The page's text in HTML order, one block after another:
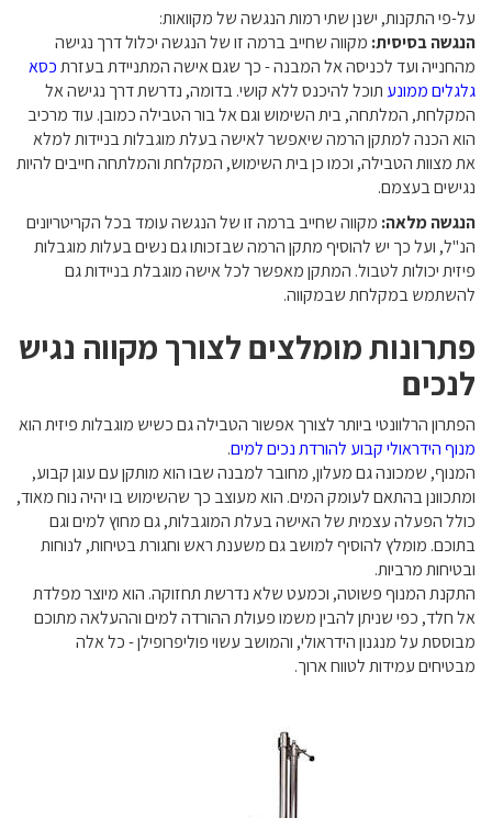
על-פי התקנות, ישנן שתי רמות הנגשה של מקוואות:
הנגשה בסיסית: מקווה שחייב ברמה זו של הנגשה יכלול דרך נגישה
מהחנייה ועד לכניסה אל המבנה - כך שגם אישה המתניידת בעזרתכסא
גלגלים ממונע תוכל להיכנס ללא קושי. בדומה, נדרשת דרך נגישה אל
המקלחת, המלתחה, בית השימוש וגם אל בור הטבילה כמובן. עוד מרכיב
הוא הכנה למתקן הרמה שיאפשר לאישה בעלת מוגבלות בניידות למלא
את מצוות הטבילה, וכמו כן בית השימוש, המקלחת והמלתחה חייבים להיות
נגישים בעצמם.
הנגשה מלאה: מקווה שחייב ברמה זו של הנגשה עומד בכל הקריטריונים
הנ"ל, ועל כך יש להוסיף מתקן הרמה שבזכותו גם נשים בעלות מוגבלות
פיזית יכולות לטבול. המתקן מאפשר לכל אישה מוגבלת בניידות גם
להשתמש במקלחת שבמקווה.
פתרונות מומלצים לצורך מקווה נגיש
לנכים
הפתרון הרלוונטי ביותר לצורך אפשור הטבילה גם כשיש מוגבלות פיזית הוא
מנוף הידראולי קבוע להורדת נכים למים.
המנוף, שמכונה גם מעלון, מחובר למבנה שבו הוא מותקן עם עוגן קבוע,
ומתכוונן בהתאם לעומק המים. הוא מעוצב כך שהשימוש בו יהיה נוח מאוד,
כולל הפעלה עצמית של האישה בעלת המוגבלות, גם מחוץ למים וגם
בתוכם. מומלץ להוסיף למושב גם משענת ראש וחגורת בטיחות, לנוחות
ובטיחות מרביות.
התקנת המנוף פשוטה, וכמעט שלא נדרשת תחזוקה. הוא מיוצר מפלדת
אל חלד, כפי שניתן להבין משמו פעולת ההורדה למים וההעלאה מתוכם
מבוססת על מנגנון הידראולי, והמושב עשוי פוליפרופילן - כל אלה
מבטיחים עמידות לטווח ארוך.